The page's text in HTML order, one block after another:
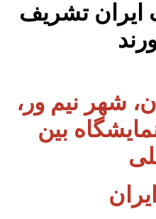
ایران تشریف
شهر نیم ور،
بین